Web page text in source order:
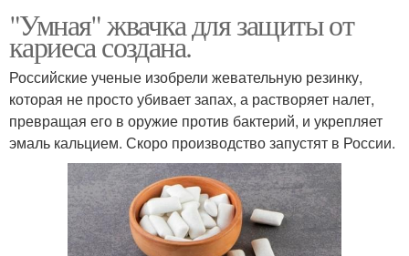
"Умная" жвачка для защиты от
кариеса создана.
Российские ученые изобрели жевательную резинку,
которая не просто убивает запах, а растворяет налет,
превращая его в оружие против бактерий, и укрепляет
эмаль кальцием. Скоро производство запустят в России.